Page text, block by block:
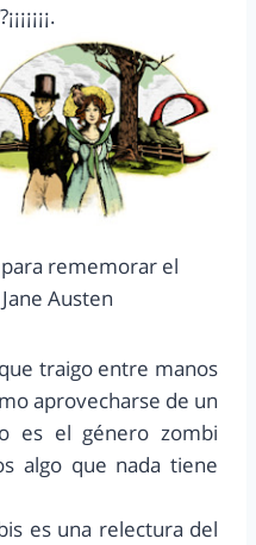
rememorar el
Austen
traigo entre manos
aprovecharse de un
es el género zombi
algo que nada tiene
es una relectura del